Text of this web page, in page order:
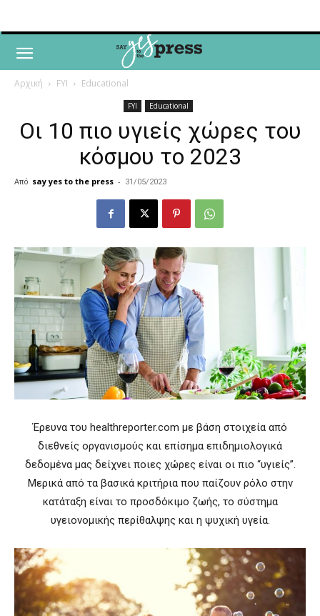
Αρχική FYI Educational
FYI Educational
Οι 10 πιο υγιείς χώρες του
κόσμου το 2023
Από say yes to the press - 31/05/2023
Έρευνα του healthreporter.com με βάση στοιχεία από
διεθνείς οργανισμούς και επίσημα επιδημιολογικά
δεδομένα μας δείχνει ποιες χώρες είναι οι πιο “υγιείς”.
Μερικά από τα βασικά κριτήρια που παίζουν ρόλο στην
κατάταξη είναι το προσδόκιμο ζωής, το σύστημα
υγειονομικής περίθαλψης και η ψυχική υγεία.